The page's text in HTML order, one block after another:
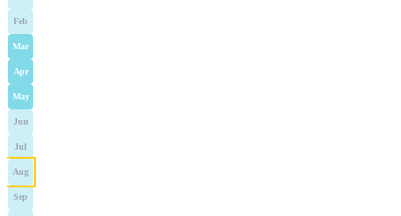
Feb
Mar
Apr
May
Jun
Jul
Aug
Sep